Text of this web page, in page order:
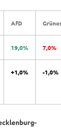
AfD
19,0% 7,0%
+1,0% -1,0%